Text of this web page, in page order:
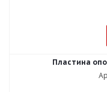
Пластина